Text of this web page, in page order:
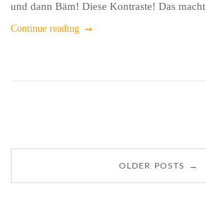
und dann Bäm! Diese Kontraste! Das
Continue reading
OLDER POSTS →